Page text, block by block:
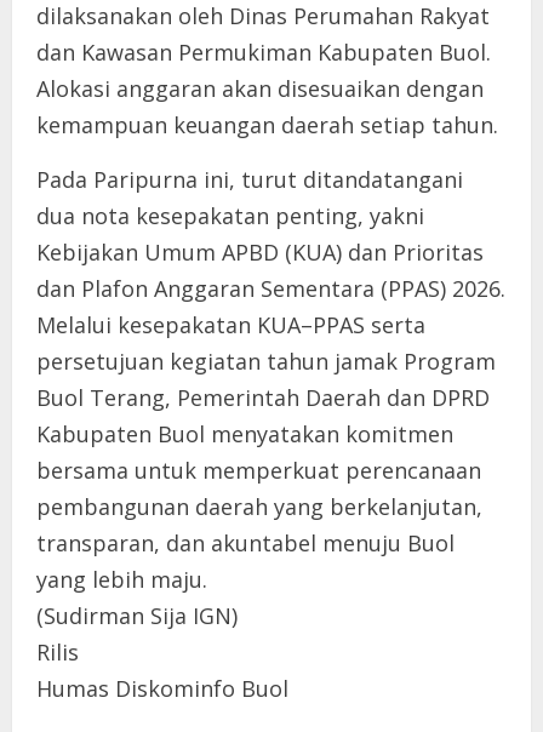
dilaksanakan oleh Dinas Perumahan Rakyat
dan Kawasan Permukiman Kabupaten Buol.
Alokasi anggaran akan disesuaikan dengan
kemampuan keuangan daerah setiap tahun.
Pada Paripurna ini, turut ditandatangani
dua nota kesepakatan penting, yakni
Kebijakan Umum APBD (KUA) dan Prioritas
dan Plafon Anggaran Sementara (PPAS) 2026.
Melalui kesepakatan KUA–PPAS serta
persetujuan kegiatan tahun jamak Program
Buol Terang, Pemerintah Daerah dan DPRD
Kabupaten Buol menyatakan komitmen
bersama untuk memperkuat perencanaan
pembangunan daerah yang berkelanjutan,
transparan, dan akuntabel menuju Buol
yang lebih maju.
(Sudirman Sija IGN)
Rilis
Humas Diskominfo Buol